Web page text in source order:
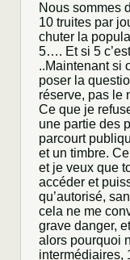
Nous sommes
10 truites par
chuter la
5…. Et si 5
..Maintenant si
poser la
réserve, pas le
Ce que je
une partie des
parcourt
et un timbre.
et je veux que
accéder et
qu’autorisé,
cela ne me
grave danger,
alors pourquoi
intermédiaires,